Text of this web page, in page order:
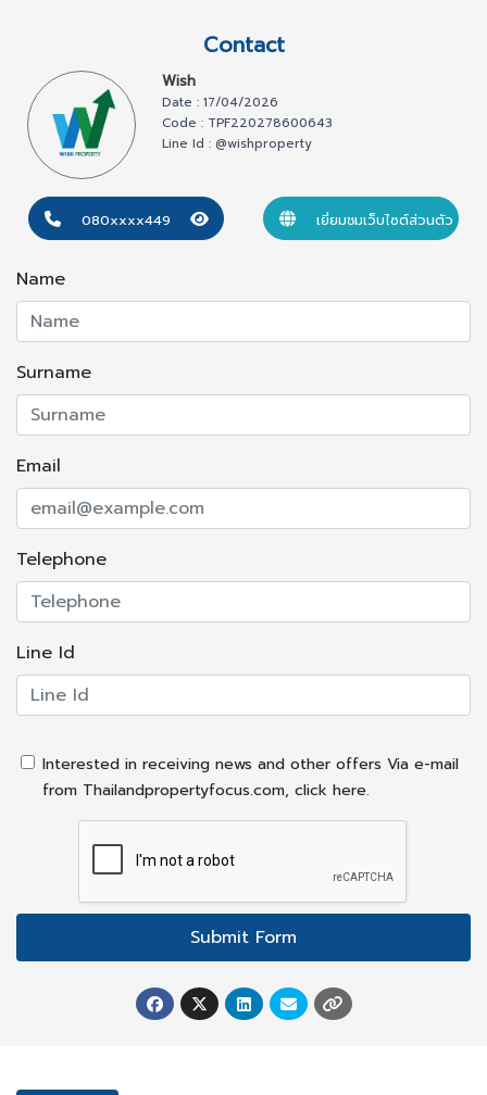
อำนวยความสะดวก : สวนสาธารณะ ,มีการรักษาความ
ปลอดภัย (รปภ.) ,CCTV, Key Card, รั้วรอบโครงการสูง 3
เมตร, สัญญาณกันขโมย ระบบ Motion Sensor และเจ้า
หน้าที่รักษาความปลอดภัยตลอด 24 ชั่วโมง
ทำเล : ตั้งอยู่บนทำเลศักยภาพโซนรามอินทรา ติดถนนรัชดา-
รามอินทรา [ถนนตัดใหม่] เชื่อมต่อทุกการเดินทางได้สะดวก
ฝั่งตะวันออก การเดินทางสะดวกใกล้รถไฟฟ้าสายสีชมพู สถานี
แฟชั่น ไอส์แลนด์ รามอินทรา
จุดเด่น/สถานที่ใกล้เคียง
- ใกล้ถนนวงแหวนกาญจนาภิเษก (บางนา – บางปะอิน) จุด
ขึ้นลงทางด่วน รามอินทรา
- ใกล้รถไฟฟ้าสายสีชมพู สถานี แฟชั่น ไอส์แลนด์
- ใกล้ห้างแฟชั่น ไอส์แลนด์ Fashion Island, ห้าง เดอะ พร
อมานาด
- ใกล้อมอรินี่ มอลล์ รามอินทรา
- ใกล้โรงพยาบาลนพรัตนราชธานี
- ใกล้โรงพยาบาลสินแพทย์
- ใกล้สวนสยาม ทะเลกรุงเทพฯ
- ใกล้ รร.บดินทร์เดชา 2
- ใกล้ รร.เศรษฐบุตรบำเพ็ญ
Click ... เพื่อดูราคาและรายละเอียดเพิ่มเติมได้ที่นี่
https://wishproperty.com/asset/detail/?
asset_id=5073
คุณศศิธร (คุณก้อย) 086-895-7744, 080-423-9449
Contact
Wish
Date : 17/04/2026
Code : TPF220278600643
Line Id : @wishproperty
080xxxx449 เยี่ยมชมเว็บไซต์ส่วนตัว
Name
Surname
Email
Telephone
Line Id
Interested in receiving news and other offers Via e-mail
from Thailandpropertyfocus.com, click here.
Submit Form